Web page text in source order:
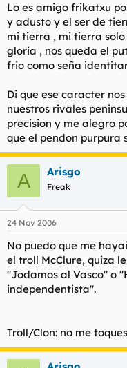
Lo es amigo frikatxu
y adusto y el ser de
mi tierra , mi tierra
gloria , nos queda el
frio como seña
Di que ese caracter
nuestros rivales
precision y me alegro
que el pendon purpura
A Arisgo
Freak
24 Nov 2006
No puedo que me
el troll McClure, quiza
"Jodamos al Vasco" o
independentista".
Troll/Clon: no me